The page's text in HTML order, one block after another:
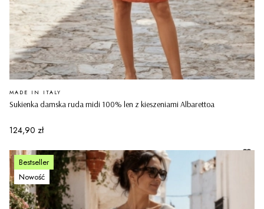
Sukienka damska ruda midi 100% len z kieszeniami Albarettoa
PRODUCENT
MADE IN ITALY
Cena
124,90 zł
Bestseller
Nowość